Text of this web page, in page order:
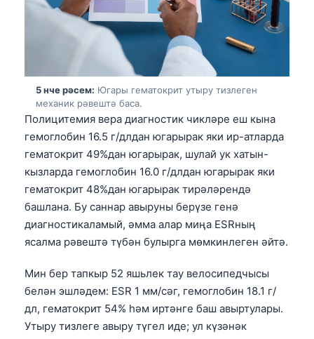
5 нче рәсем: Югары гематокрит утыру тизлеген
механик рәвештә баса.
Полицитемия вера диагностик чикләре еш кына
гемоглобин 16.5 г/длдан югарырак яки ир-атларда
гематокрит 49%дан югарырак, шулай ук хатын-
кызларда гемоглобин 16.0 г/длдан югарырак яки
гематокрит 48%дан югарырак тирәләрендә
башлана. Бу саннар авыруны берүзе генә
диагностикаламый, әмма алар миңа ESRның
ясалма рәвештә түбән булырга мөмкинлеген әйтә.
Мин бер тапкыр 52 яшьлек тау велосипедчысы
белән эшләдем: ESR 1 мм/сәг, гемоглобин 18.1 г/
дл, гематокрит 54% һәм иртәнге баш авыртулары.
Утыру тизлеге авыру түгел иде; ул күзәнәк